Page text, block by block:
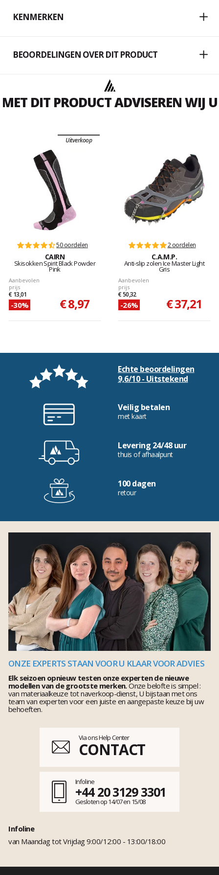
KENMERKEN
BEOORDELINGEN OVER DIT PRODUCT
MET DIT PRODUCT ADVISEREN WIJ U
Uitverkoop
50 oordelen
CAIRN
Skisokken Spirit Black Powder
Pink
Aanbevolen
prijs
€ 13,01
-30% € 8,97
2 oordelen
C.A.M.P.
Anti-slip zolen Ice Master Light
Gris
Aanbevolen
prijs
€ 50,32
-26% € 37,21
Echte beoordelingen
9,6/10 - Uitstekend
Veilig betalen
met kaart
Levering 24/48 uur
thuis of afhaalpunt
100 dagen
retour
ONZE EXPERTS STAAN VOOR U KLAAR VOOR ADVIES
Elk seizoen opnieuw testen onze experten de nieuwe
modellen van de grootste merken.Onze belofte is simpel :
van materiaalkeuze tot naverkoop-dienst, U bijstaan met ons
team van experten voor een juiste en aangepaste keuze bij uw
behoeften.
Via ons Help Center
CONTACT
Infoline
+44 20 3129 3301
Gesloten op 14/07 en 15/08
Infoline
van Maandag tot Vrijdag 9:00/12:00 - 13:00/18:00